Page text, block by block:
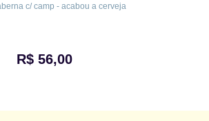
c/ camp - acabou a cerveja
R$ 56,00